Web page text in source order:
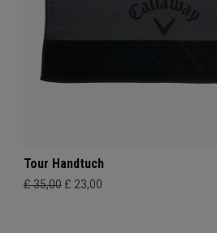
Tour Handtuch
£ 35,00 £ 23,00